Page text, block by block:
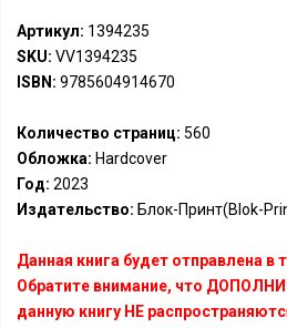
Артикул: 1394235
SKU: VV1394235
ISBN: 9785604914670
Количество страниц: 560
Обложка: Hardcover
Год: 2023
Издательство: Блок-Принт(Blok-
Данная книга будет отправлена в
Обратите внимание, что
данную книгу НЕ